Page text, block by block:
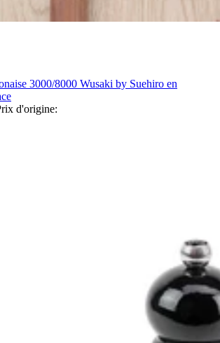
3000/8000 Wusaki by Suehiro en
d'origine: